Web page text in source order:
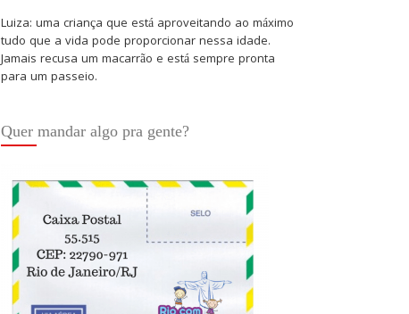
Luiza: uma criança que está aproveitando ao máximo
tudo que a vida pode proporcionar nessa idade.
Jamais recusa um macarrão e está sempre pronta
para um passeio.
Quer mandar algo pra gente?